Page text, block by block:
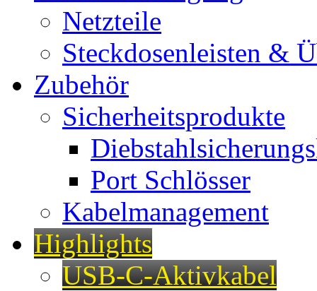
Netzteile
Steckdosenleisten &
Zubehör
Sicherheitsprodukte
Port Schlösser
Kabelmanagement
Highlights
USB-C-Aktivkabel